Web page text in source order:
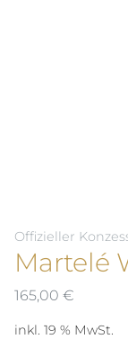
Offizieller
Martelé
165,00 €
inkl. 19 % MwSt.